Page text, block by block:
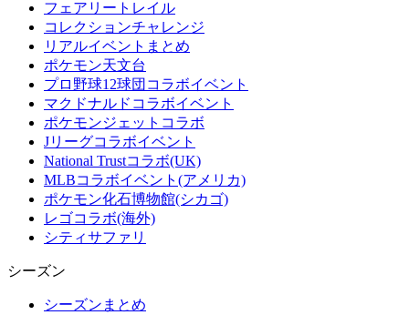
フェアリートレイル
コレクションチャレンジ
リアルイベントまとめ
ポケモン天文台
プロ野球12球団コラボイベント
マクドナルドコラボイベント
ポケモンジェットコラボ
Jリーグコラボイベント
National Trustコラボ(UK)
MLBコラボイベント(アメリカ)
ポケモン化石博物館(シカゴ)
レゴコラボ(海外)
シティサファリ
シーズン
シーズンまとめ